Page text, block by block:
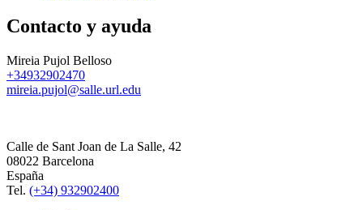
Contacto y ayuda
Mireia Pujol Belloso
+34932902470
mireia.pujol@salle.url.edu
Calle de Sant Joan de La Salle, 42
08022 Barcelona
España
Tel. (+34) 932902400